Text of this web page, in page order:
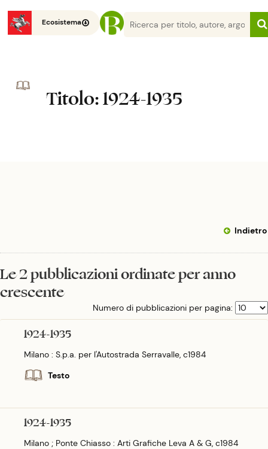
Ecosistema
Titolo: 1924-1935
Indietro
Le 2 pubblicazioni ordinate per anno
crescente
Numero di pubblicazioni per pagina:
1924-1935
Milano : S.p.a. per l'Autostrada Serravalle, c1984
Testo
1924-1935
Milano ; Ponte Chiasso : Arti Grafiche Leva A & G, c1984